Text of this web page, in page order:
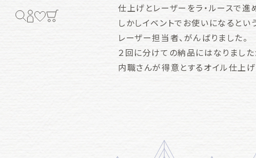
仕上げとレーザーをラ・ルースで進
しかしイベントでお使いになるとい
レーザー担当者、がんばりました。
２回に分けての納品にはなりました
内職さんが得意とするオイル仕上げ